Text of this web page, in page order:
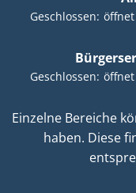
Klicken, um
Geschlossen:
Klicken, um
Geschlossen:
Einzelne Bereiche
haben. Diese